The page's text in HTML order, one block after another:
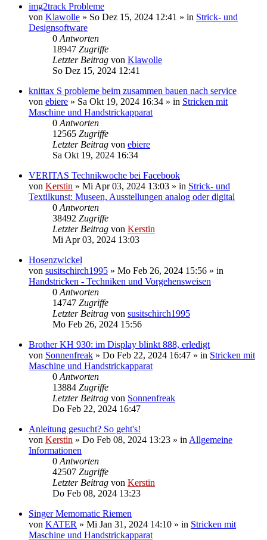
img2track Probleme
von Klawolle » So Dez 15, 2024 12:41 » in Strick- und
Designsoftware
0 Antworten
18947 Zugriffe
Letzter Beitrag von Klawolle
So Dez 15, 2024 12:41
knittax S probleme beim zusammen bauen nach service
von ebiere » Sa Okt 19, 2024 16:34 » in Stricken mit
Maschine und Handstrickapparat
0 Antworten
12565 Zugriffe
Letzter Beitrag von ebiere
Sa Okt 19, 2024 16:34
VERITAS Technikwoche bei Facebook
von Kerstin » Mi Apr 03, 2024 13:03 » in Strick- und
Textilkunst: Museen, Ausstellungen analog oder digital
0 Antworten
38492 Zugriffe
Letzter Beitrag von Kerstin
Mi Apr 03, 2024 13:03
Hosenzwickel
von susitschirch1995 » Mo Feb 26, 2024 15:56 » in
Handstricken - Techniken und Vorgehensweisen
0 Antworten
14747 Zugriffe
Letzter Beitrag von susitschirch1995
Mo Feb 26, 2024 15:56
Brother KH 930: im Display blinkt 888, erledigt
von Sonnenfreak » Do Feb 22, 2024 16:47 » in Stricken mit
Maschine und Handstrickapparat
0 Antworten
13884 Zugriffe
Letzter Beitrag von Sonnenfreak
Do Feb 22, 2024 16:47
Anleitung gesucht? So geht's!
von Kerstin » Do Feb 08, 2024 13:23 » in Allgemeine
Informationen
0 Antworten
42507 Zugriffe
Letzter Beitrag von Kerstin
Do Feb 08, 2024 13:23
Singer Memomatic Riemen
von KATER » Mi Jan 31, 2024 14:10 » in Stricken mit
Maschine und Handstrickapparat